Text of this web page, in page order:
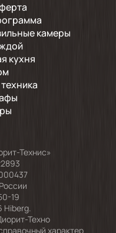
камеры
кухня
Технис»
19
Hiberg.
Техно
характер